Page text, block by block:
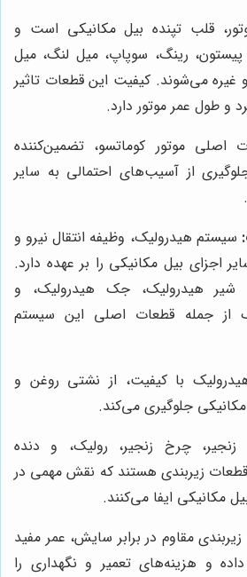
قلب تپنده بیل مکانیکی است و
رینگ، سوپاپ، میل لنگ، میل
و غیره می‌شوند. کیفیت این قطعات تاثیر
و طول عمر موتور دارد.
اصلی موتور کوماتسو، تضمین‌کننده
از آسیب‌های احتمالی به سایر
سیستم هیدرولیک، وظیفه انتقال نیرو و
اجزای بیل مکانیکی را بر عهده دارد.
شیر هیدرولیک، جک هیدرولیک، و
از جمله قطعات اصلی این سیستم
با کیفیت، از نشتی روغن و
جلوگیری می‌کند.
زنجیر، چرخ زنجیر، رولیک، و دنده
قطعات زیربندی هستند که نقش مهمی در
مکانیکی ایفا می‌کنند.
مقاوم در برابر سایش، عمر مفید
و هزینه‌های تعمیر و نگهداری را